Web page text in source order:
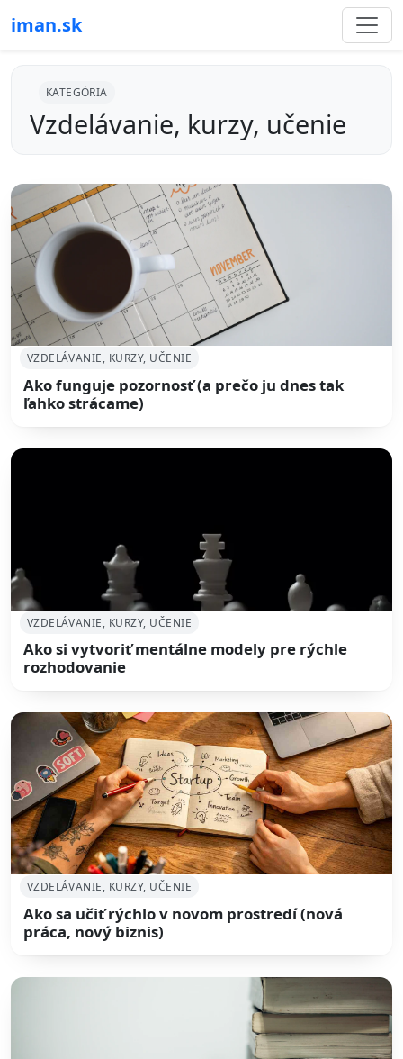
iman.sk
KATEGÓRIA
Vzdelávanie, kurzy, učenie
VZDELÁVANIE, KURZY, UČENIE
Ako funguje pozornosť (a prečo ju dnes tak
ľahko strácame)
VZDELÁVANIE, KURZY, UČENIE
Ako si vytvoriť mentálne modely pre rýchle
rozhodovanie
VZDELÁVANIE, KURZY, UČENIE
Ako sa učiť rýchlo v novom prostredí (nová
práca, nový biznis)